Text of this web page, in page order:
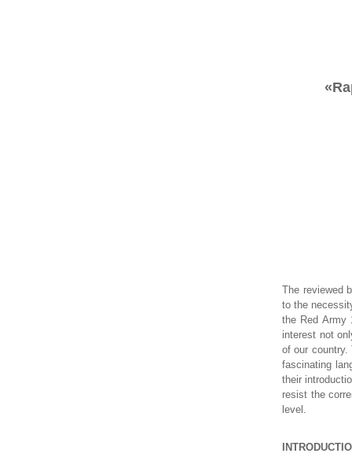
The reviewed
to the
the Red Army
interest not
of our country.
fascinating
their
resist the
level.